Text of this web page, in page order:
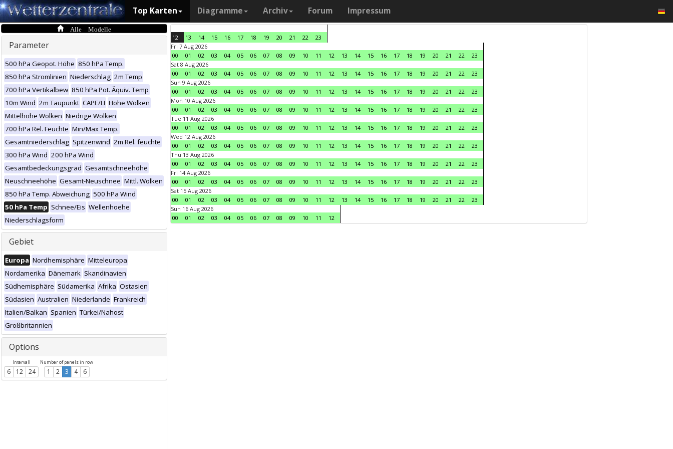
Top Karten Diagramme Archiv Forum Impressum
Alle Modelle
Parameter
500 hPa Geopot. Höhe 850 hPa Temp.
850 hPa Stromlinien Niederschlag 2m Temp
700 hPa Vertikalbew 850 hPa Pot. Äquiv. Temp
10m Wind 2m Taupunkt CAPE/LI Hohe Wolken
Mittelhohe Wolken Niedrige Wolken
700 hPa Rel. Feuchte Min/Max Temp.
Gesamtniederschlag Spitzenwind 2m Rel. feuchte
300 hPa Wind 200 hPa Wind
Gesamtbedeckungsgrad Gesamtschneehöhe
Neuschneehöhe Gesamt-Neuschnee Mittl. Wolken
850 hPa Temp. Abweichung 500 hPa Wind
50 hPa Temp Schnee/Eis Wellenhoehe
Niederschlagsform
Gebiet
Europa Nordhemisphäre Mitteleuropa
Nordamerika Dänemark Skandinavien
Südhemisphäre Südamerika Afrika Ostasien
Südasien Australien Niederlande Frankreich
Italien/Balkan Spanien Türkei/Nahost
Großbritannien
Options
Intervall
6 12 24
Number of panels in row
1 2 3 4 6
12 13 14 15 16 17 18 19 20 21 22
23
Fri 7 Aug 2026
00
01 02 03 04 05 06 07 08 09 10 11 12 13 14 15 16 17 18 19 20 21 22
23
Sat 8 Aug 2026
00
01 02 03 04 05 06 07 08 09 10 11 12 13 14 15 16 17 18 19 20 21 22
23
Sun 9 Aug 2026
00
01 02 03 04 05 06 07 08 09 10 11 12 13 14 15 16 17 18 19 20 21 22
23
Mon 10 Aug 2026
00
01 02 03 04 05 06 07 08 09 10 11 12 13 14 15 16 17 18 19 20 21 22
23
Tue 11 Aug 2026
00
01 02 03 04 05 06 07 08 09 10 11 12 13 14 15 16 17 18 19 20 21 22
23
Wed 12 Aug 2026
00
01 02 03 04 05 06 07 08 09 10 11 12 13 14 15 16 17 18 19 20 21 22
23
Thu 13 Aug 2026
00
01 02 03 04 05 06 07 08 09 10 11 12 13 14 15 16 17 18 19 20 21 22
23
Fri 14 Aug 2026
00
01 02 03 04 05 06 07 08 09 10 11 12 13 14 15 16 17 18 19 20 21 22
23
Sat 15 Aug 2026
00
01 02 03 04 05 06 07 08 09 10 11 12 13 14 15 16 17 18 19 20 21 22
23
Sun 16 Aug 2026
00
01 02 03 04 05 06 07 08 09 10 11 12